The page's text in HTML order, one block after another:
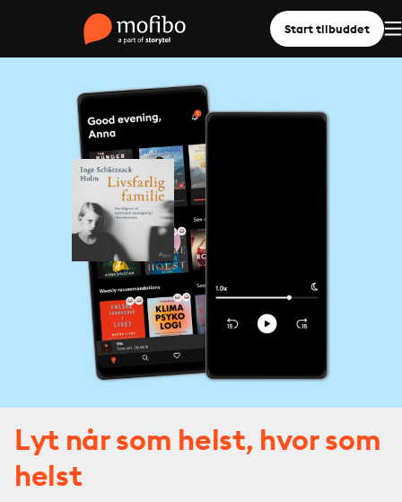
Start tilbuddet
Lyt når som helst, hvor som
helst